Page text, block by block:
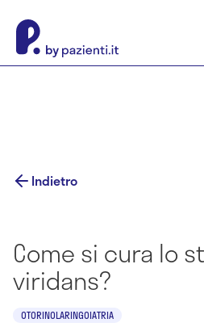
Indietro
Come si cura lo
viridans?
OTORINOLARINGOIATRIA